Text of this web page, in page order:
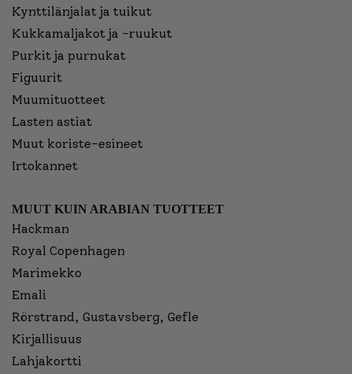
Kynttilänjalat ja tuikut
Kukkamaljakot ja -ruukut
Purkit ja purnukat
Figuurit
Muumituotteet
Lasten astiat
Muut koriste-esineet
Irtokannet
MUUT KUIN ARABIAN TUOTTEET
Hackman
Royal Copenhagen
Marimekko
Emali
Rörstrand, Gustavsberg, Gefle
Kirjallisuus
Lahjakortti